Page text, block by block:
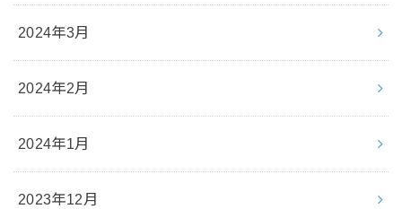
2024年3月
2024年2月
2024年1月
2023年12月